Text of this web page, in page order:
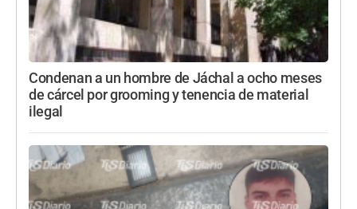
Condenan a un hombre de Jáchal a ocho meses
de cárcel por grooming y tenencia de material
ilegal